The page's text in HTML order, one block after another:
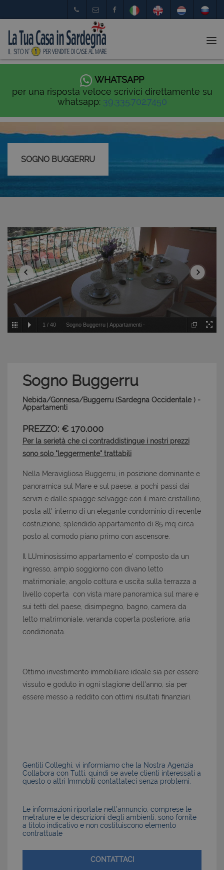
WHATSAPP
per una risposta veloce scrivici direttamente su
whatsapp: 39.335.702.7450
SOGNO BUGGERRU
1 / 40 Sogno Buggerru | Appartamenti -
Sogno Buggerru
Nebida/Gonnesa/Buggerru (Sardegna Occidentale ) -
Appartamenti
PREZZO: € 170.000
Per la serietà che ci contraddistingue i nostri prezzi
sono solo "leggermente" trattabili
Nella Meravigliosa Buggerru, in posizione dominante e
panoramica sul Mare e sul paese, a pochi passi dai
servizi e dalle spiagge selvagge con il mare cristallino,
posta all' interno di un elegante condominio di recente
costruzione, splendido appartamento di 85 mq circa
posto al comodo piano primo con ascensore.
Il LUminosissimo appartamento e' composto da un
ingresso, ampio soggiorno con divano letto
matrimoniale, angolo cottura e uscita sulla terrazza a
livello coperta con vista mare panoramica sul mare e
sui tetti del paese, disimpegno, bagno, camera da
letto matrimoniale, veranda coperta posteriore, aria
condizionata.
Ottimo investimento immobiliare ideale sia per essere
vissuto e goduto in ogni stagione dell'anno, sia per
essere messo a reddito con ottimi risultati finanziari.
Gentili Colleghi, vi informiamo che la Nostra Agenzia
Collabora con Tutti, quindi se avete clienti interessati a
questo o altri Immobili contattateci senza problemi.
Le informazioni riportate nell’annuncio, comprese le
metrature e le descrizioni degli ambienti, sono fornite
a titolo indicativo e non costituiscono elemento
contrattuale
CONTATTACI